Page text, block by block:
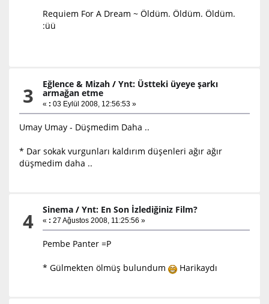
Requiem For A Dream ~ Öldüm. Öldüm. Öldüm.
:üü
3 Eğlence & Mizah /Ynt: Üstteki üyeye şarkı
armağan etme
« : 03 Eylül 2008, 12:56:53 »
Umay Umay - Düşmedim Daha ..
* Dar sokak vurgunları kaldırım düşenleri ağır ağır
düşmedim daha ..
4 Sinema /Ynt: En Son İzlediğiniz Film?
« : 27 Ağustos 2008, 11:25:56 »
Pembe Panter =P
* Gülmekten ölmüş bulundum Harikaydı